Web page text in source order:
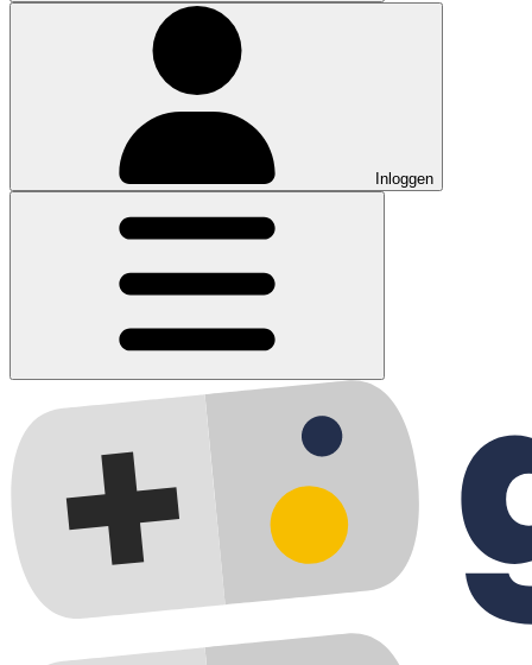
Inloggen